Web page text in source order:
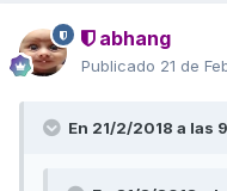
abhang
Publicado 21 de
En 21/2/2018 a las